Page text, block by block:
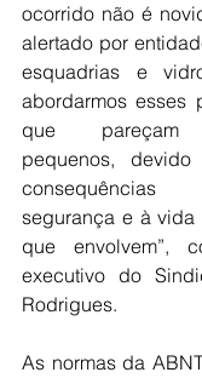
ocorrido não é
alertado por
esquadrias e
abordarmos esses
que pareçam
pequenos,
segurança e à vida
que envolvem”,
executivo do
Rodrigues.
As normas da